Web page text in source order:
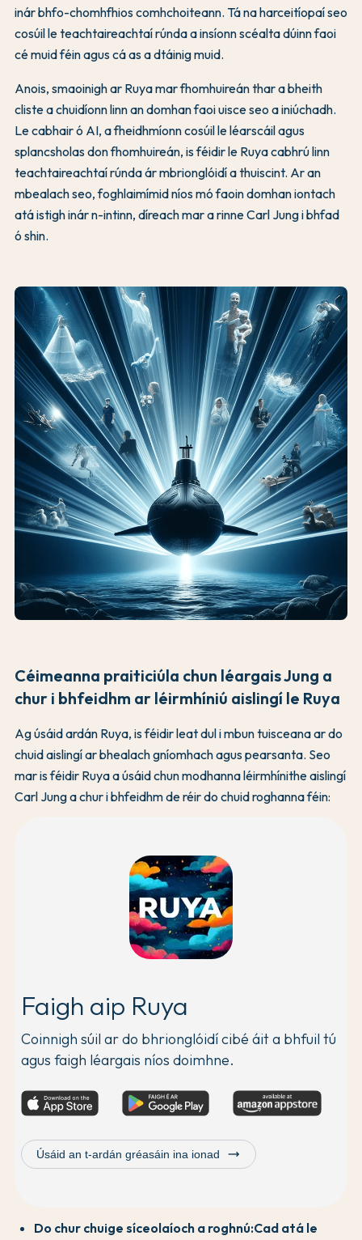
inár bhfo-chomhfhios comhchoiteann. Tá na harceitíopaí seo
cosúil le teachtaireachtaí rúnda a insíonn scéalta dúinn faoi
cé muid féin agus cá as a dtáinig muid.
Anois, smaoinigh ar Ruya mar fhomhuireán thar a bheith
cliste a chuidíonn linn an domhan faoi uisce seo a iniúchadh.
Le cabhair ó AI, a fheidhmíonn cosúil le léarscáil agus
splancsholas don fhomhuireán, is féidir le Ruya cabhrú linn
teachtaireachtaí rúnda ár mbrionglóidí a thuiscint. Ar an
mbealach seo, foghlaimímid níos mó faoin domhan iontach
atá istigh inár n-intinn, díreach mar a rinne Carl Jung i bhfad
ó shin.
Céimeanna praiticiúla chun léargais Jung a
chur i bhfeidhm ar léirmhíniú aislingí le Ruya
Ag úsáid ardán Ruya, is féidir leat dul i mbun tuisceana ar do
chuid aislingí ar bhealach gníomhach agus pearsanta. Seo
mar is féidir Ruya a úsáid chun modhanna léirmhínithe aislingí
Carl Jung a chur i bhfeidhm de réir do chuid roghanna féin:
Faigh aip Ruya
Coinnigh súil ar do bhrionglóidí cibé áit a bhfuil tú
agus faigh léargais níos doimhne.
Úsáid an t-ardán gréasáin ina ionad trending_flat
Do chur chuige síceolaíoch a roghnú:Cad atá le